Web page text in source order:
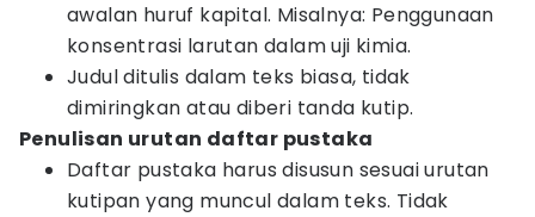
awalan huruf kapital. Misalnya: Penggunaan
konsentrasi larutan dalam uji kimia.
Judul ditulis dalam teks biasa, tidak
dimiringkan atau diberi tanda kutip.
Penulisan urutan daftar pustaka
Daftar pustaka harus disusun sesuai urutan
kutipan yang muncul dalam teks. Tidak